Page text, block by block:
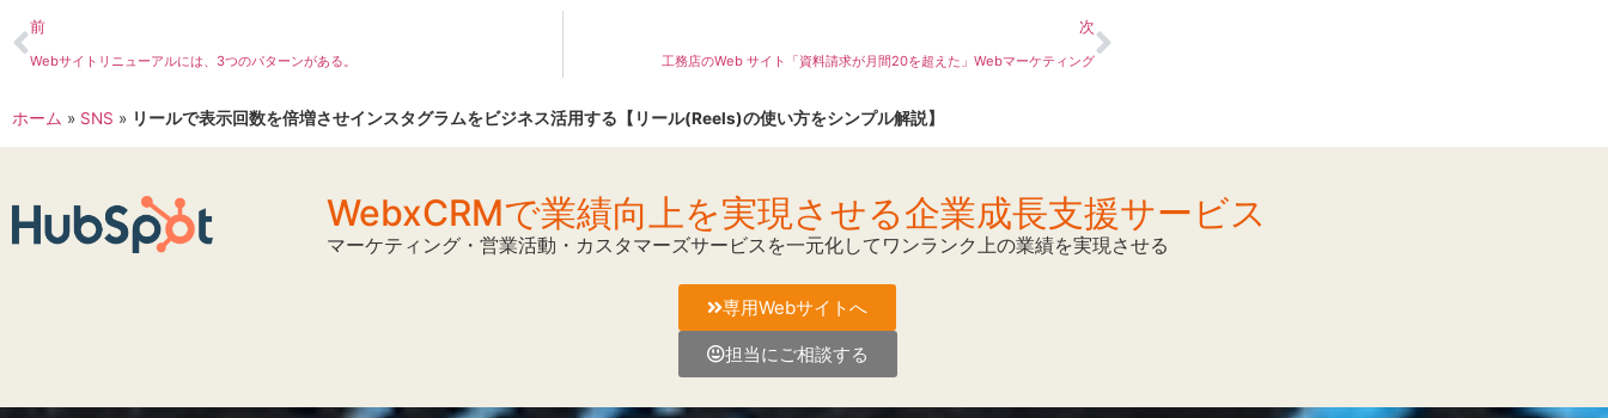
前
Webサイトリニューアルには、3つのパターンがある。
次
工務店のWeb サイト「資料請求が月間20を超えた」Webマーケティング
ホーム » SNS » リールで表示回数を倍増させインスタグラムをビジネス活用する【リール(Reels)の使い方をシンプル解説】
WebxCRMで業績向上を実現させる企業成長支援サービス
マーケティング・営業活動・カスタマーズサービスを一元化してワンランク上の業績を実現させる
専用Webサイトへ
担当にご相談する